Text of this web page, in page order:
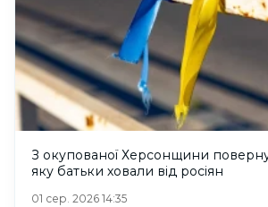
З окупованої Херсонщини
яку батьки ховали від росіян
01 сер. 2026 14:35